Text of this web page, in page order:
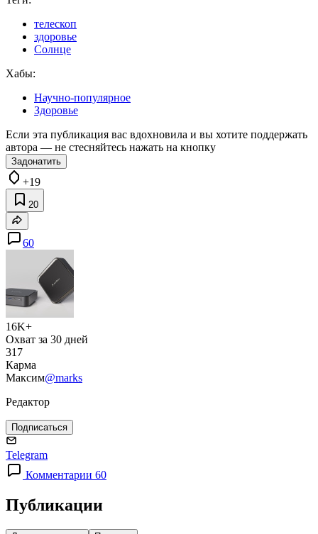
телескоп
здоровье
Солнце
Хабы:
Научно-популярное
Здоровье
Если эта публикация вас вдохновила и вы хотите поддержать
автора — не стесняйтесь нажать на кнопку
Задонатить
+19
20
60
16K+
Охват за 30 дней
317
Карма
Максим@marks
Редактор
Подписаться
Telegram
Комментарии 60
Публикации